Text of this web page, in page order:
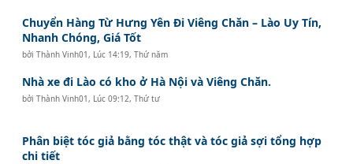
Chuyển Hàng Từ Hưng Yên Đi Viêng Chăn – Lào Uy Tín,
Nhanh Chóng, Giá Tốt
bởiThành Vinh01 , Lúc 14:19, Thứ năm
Nhà xe đi Lào có kho ở Hà Nội và Viêng Chăn.
bởiThành Vinh01 , Lúc 09:12, Thứ tư
Phân biệt tóc giả bằng tóc thật và tóc giả sợi tổng hợp
chi tiết